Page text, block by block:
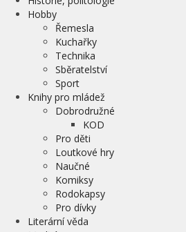
Hobby
Řemesla
Kuchařky
Technika
Sběratelství
Sport
Knihy pro mládež
Dobrodružné
KOD
Pro děti
Loutkové hry
Naučné
Komiksy
Rodokapsy
Pro dívky
Literární věda